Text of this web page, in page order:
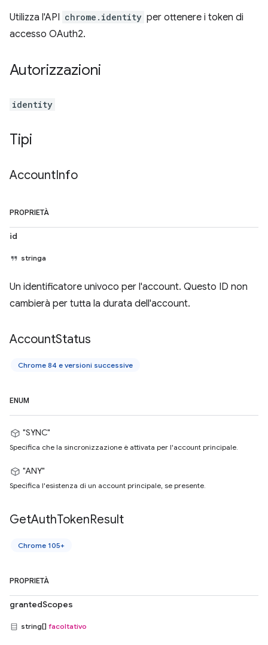
Utilizza l'API chrome.identity per ottenere i token di
accesso OAuth2.
Autorizzazioni
identity
Tipi
AccountInfo
PROPRIETÀ
id
stringa
Un identificatore univoco per l'account. Questo ID non
cambierà per tutta la durata dell'account.
AccountStatus
Chrome 84 e versioni successive
ENUM
"SYNC"
Specifica che la sincronizzazione è attivata per l'account principale.
"ANY"
Specifica l'esistenza di un account principale, se presente.
GetAuthTokenResult
Chrome 105+
PROPRIETÀ
grantedScopes
string[] facoltativo